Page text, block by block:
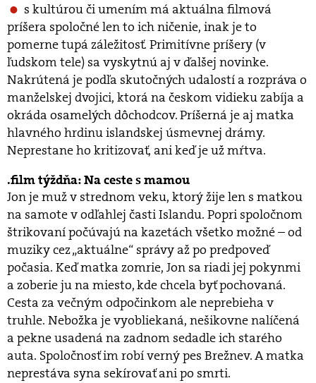
s kultúrou či umením má aktuálna filmová
príšera spoločné len to ich ničenie, inak je to
pomerne tupá záležitosť. Primitívne príšery (v
ľudskom tele) sa vyskytnú aj v ďalšej novinke.
Nakrútená je podľa skutočných udalostí a rozpráva o
manželskej dvojici, ktorá na českom vidieku zabíja a
okráda osamelých dôchodcov. Príšerná je aj matka
hlavného hrdinu islandskej úsmevnej drámy.
Neprestane ho kritizovať, ani keď je už mŕtva.
film týždňa: Na ceste s mamou
Jon je muž v strednom veku, ktorý žije len s matkou
na samote v odľahlej časti Islandu. Popri spoločnom
štrikovaní počúvajú na kazetách všetko možné – od
muziky cez „aktuálne“ správy až po predpoveď
počasia. Keď matka zomrie, Jon sa riadi jej pokynmi
a zoberie ju na miesto, kde chcela byť pochovaná.
Cesta za večným odpočinkom ale neprebieha v
truhle. Nebožka je vyobliekaná, nešikovne nalíčená
a pekne usadená na zadnom sedadle ich starého
auta. Spoločnosť im robí verný pes Brežnev. A matka
neprestáva syna sekírovať ani po smrti.